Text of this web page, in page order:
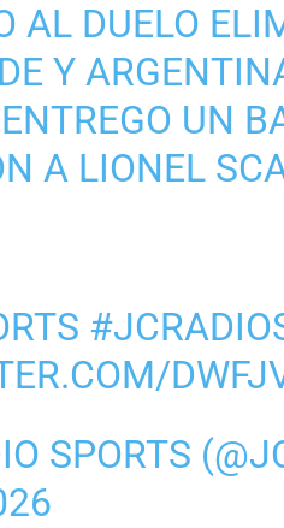
AL DUELO
Y
UN
A LIONEL
SPORTS